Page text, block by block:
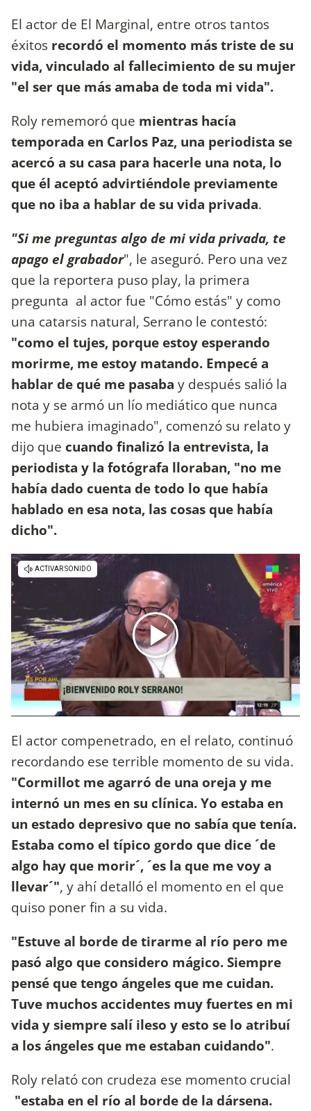
El actor de El Marginal, entre otros tantos
éxitos recordó el momento más triste de su
vida, vinculado al fallecimiento de su mujer
"el ser que más amaba de toda mi vida".
Roly rememoró que mientras hacía
temporada en Carlos Paz, una periodista se
acercó a su casa para hacerle una nota, lo
que él aceptó advirtiéndole previamente
que no iba a hablar de su vida privada.
"Si me preguntas algo de mi vida privada, te
apago el grabador", le aseguró. Pero una vez
que la reportera puso play, la primera
pregunta al actor fue "Cómo estás" y como
una catarsis natural, Serrano le contestó:
"como el tujes, porque estoy esperando
morirme, me estoy matando. Empecé a
hablar de qué me pasaba y después salió la
nota y se armó un lío mediático que nunca
me hubiera imaginado", comenzó su relato y
dijo que cuando finalizó la entrevista, la
periodista y la fotógrafa lloraban, "no me
había dado cuenta de todo lo que había
hablado en esa nota, las cosas que había
dicho".
El actor compenetrado, en el relato, continuó
recordando ese terrible momento de su vida.
"Cormillot me agarró de una oreja y me
internó un mes en su clínica. Yo estaba en
un estado depresivo que no sabía que tenía.
Estaba como el típico gordo que dice ´de
algo hay que morir´, ´es la que me voy a
llevar´", y ahí detalló el momento en el que
quiso poner fin a su vida.
"Estuve al borde de tirarme al río pero me
pasó algo que considero mágico. Siempre
pensé que tengo ángeles que me cuidan.
Tuve muchos accidentes muy fuertes en mi
vida y siempre salí ileso y esto se lo atribuí
a los ángeles que me estaban cuidando".
Roly relató con crudeza ese momento crucial
"estaba en el río al borde de la dársena.